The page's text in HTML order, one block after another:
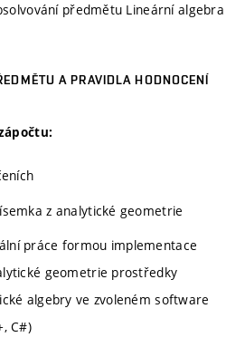
předmětu Lineární algebra
A PRAVIDLA HODNOCENÍ
z analytické geometrie
práce formou implementace
geometrie prostředky
algebry ve zvoleném software
C#)